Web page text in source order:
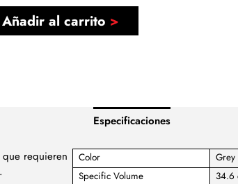
Añadir al carrito
Especificaciones
que requieren
Color
Grey
Specific Volume
34.6